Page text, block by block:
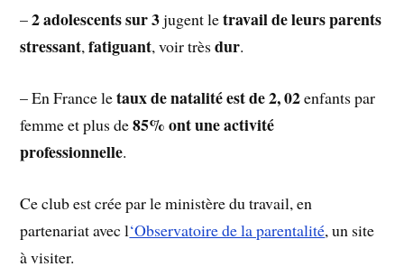
–2 adolescents sur 3jugent letravail de leurs parents
stressant,fatiguant, voir trèsdur.
– En France letaux de natalité est de 2, 02enfants par
femme et plus de85% ont une activité
professionnelle.
Ce club est crée par le ministère du travail, en
partenariat avec l‘Observatoire de la parentalité, un site
à visiter.